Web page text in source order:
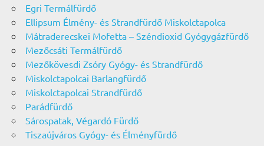
Egri Termálfürdő
Ellipsum Élmény- és Strandfürdő Miskolctapolca
Mátraderecskei Mofetta – Széndioxid Gyógygázfürdő
Mezőcsáti Termálfürdő
Mezőkövesdi Zsóry Gyógy- és Strandfürdő
Miskolctapolcai Barlangfürdő
Miskolctapolcai Strandfürdő
Parádfürdő
Sárospatak, Végardó Fürdő
Tiszaújváros Gyógy- és Élményfürdő